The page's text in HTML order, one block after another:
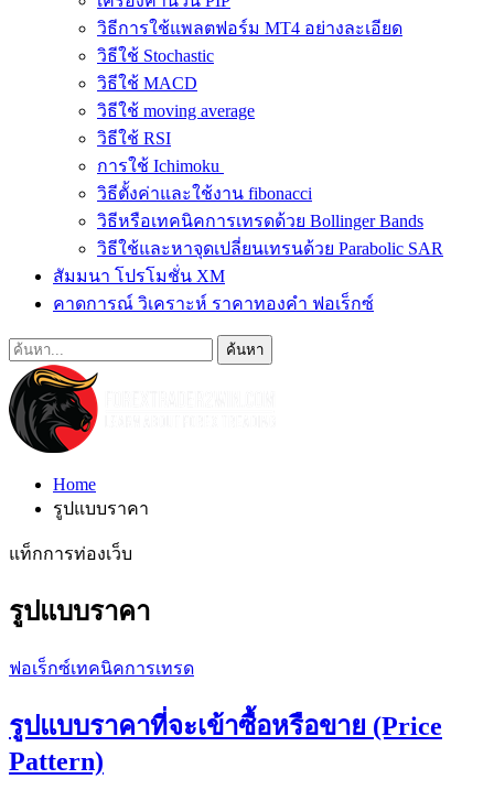
วิธีการใช้แพลตฟอร์ม MT4 อย่างละเอียด
วิธีใช้ Stochastic
วิธีใช้ MACD
วิธีใช้ moving average
วิธีใช้ RSI
การใช้ Ichimoku
วิธีตั้งค่าและใช้งาน fibonacci
วิธีหรือเทคนิคการเทรดด้วย Bollinger Bands
วิธีใช้และหาจุดเปลี่ยนเทรนด้วย Parabolic SAR
สัมมนา โปรโมชั่น XM
คาดการณ์ วิเคราะห์ ราคาทองคำ ฟอเร็กซ์
Home
รูปแบบราคา
แท็กการท่องเว็บ
รูปแบบราคา
ฟอเร็กซ์เทคนิคการเทรด
รูปแบบราคาที่จะเข้าซื้อหรือขาย (Price
Pattern)